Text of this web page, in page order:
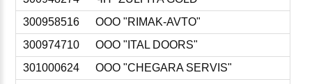
300958516
ООО "RIMAK-AVTO"
300974710
ООО "ITAL DOORS"
301000624
ООО "CHEGARA SERVIS"